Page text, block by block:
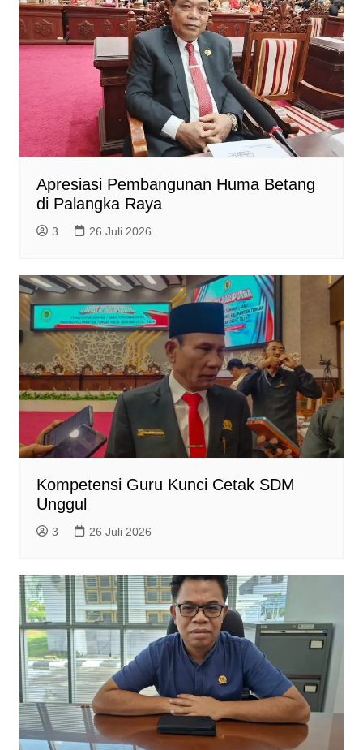
Apresiasi Pembangunan Huma Betang
di Palangka Raya
3 26 Juli 2026
Kompetensi Guru Kunci Cetak SDM
Unggul
3 26 Juli 2026